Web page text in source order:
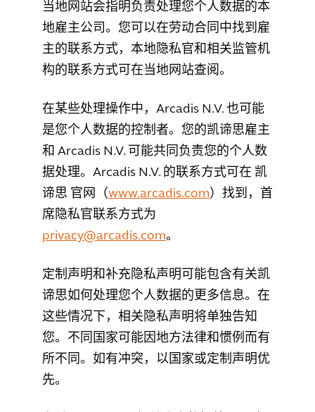
当地网站会指明负责处理您个人数据的本
地雇主公司。您可以在劳动合同中找到雇
主的联系方式，本地隐私官和相关监管机
构的联系方式可在当地网站查阅。
在某些处理操作中，Arcadis N.V. 也可能
是您个人数据的控制者。您的凯谛思雇主
和 Arcadis N.V. 可能共同负责您的个人数
据处理。Arcadis N.V. 的联系方式可在 凯
谛思 官网（www.arcadis.com）找到，首
席隐私官联系方式为
privacy@arcadis.com。
定制声明和补充隐私声明可能包含有关凯
谛思如何处理您个人数据的更多信息。在
这些情况下，相关隐私声明将单独告知
您。不同国家可能因地方法律和惯例而有
所不同。如有冲突，以国家或定制声明优
先。